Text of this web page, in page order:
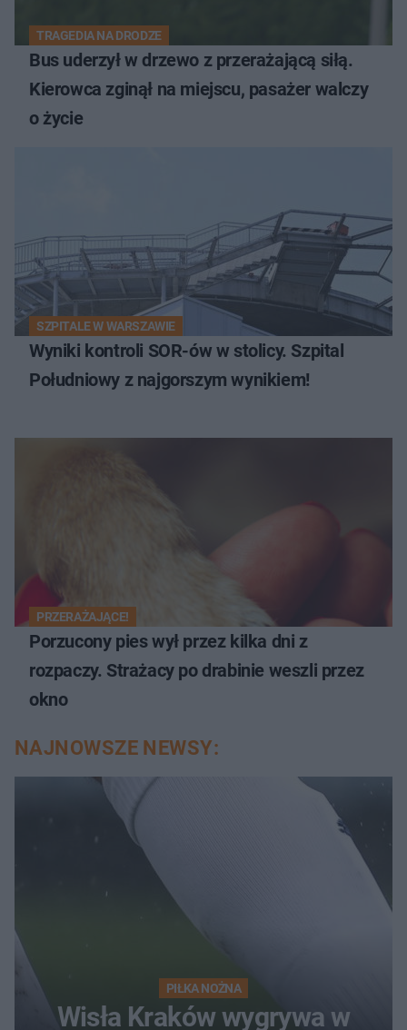
TRAGEDIA NA DRODZE
Bus uderzył w drzewo z przerażającą siłą.
Kierowca zginął na miejscu, pasażer walczy
o życie
SZPITALE W WARSZAWIE
Wyniki kontroli SOR-ów w stolicy. Szpital
Południowy z najgorszym wynikiem!
PRZERAŻAJĄCE!
Porzucony pies wył przez kilka dni z
rozpaczy. Strażacy po drabinie weszli przez
okno
NAJNOWSZE NEWSY:
PIŁKA NOŻNA
Wisła Kraków wygrywa w